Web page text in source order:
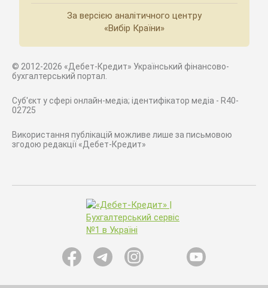
За версією аналітичного центру
«Вибір Країни»
© 2012-2026 «Дебет-Кредит» Український фінансово-
бухгалтерський портал.
Суб'єкт у сфері онлайн-медіа; ідентифікатор медіа - R40-
02725
Використання публікацій можливе лише за письмовою
згодою редакції «Дебет-Кредит»